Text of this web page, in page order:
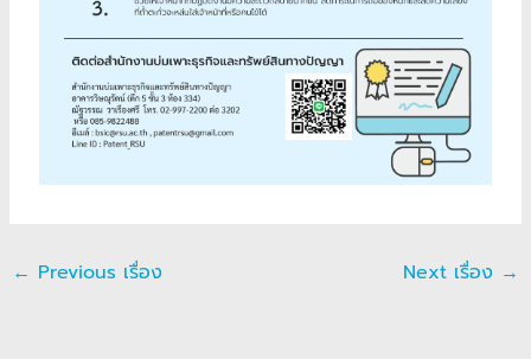
← Previous เรื่อง Next เรื่อง →